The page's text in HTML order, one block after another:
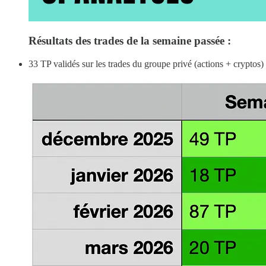
Résultats des trades de la semaine passée :
33 TP validés sur les trades du groupe privé (actions + cryptos)